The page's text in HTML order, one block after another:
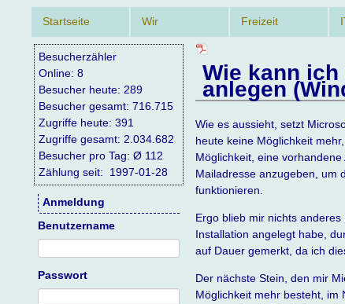
Navigation
überspringen
Startseite Wir Freizeit
Wie kann
anlegen
Wie es aussieht, setzt
heute keine Möglichkeit
Möglichkeit, eine
Mailadresse anzugeben, um
funktionieren.
Ergo blieb mir nichts
Installation angelegt habe,
auf Dauer gemerkt, da ich
Der nächste Stein, den mir
Möglichkeit mehr besteht, im
Besucherzähler
Online: 8
Besucher heute: 289
Besucher gesamt: 716.715
Zugriffe heute: 391
Zugriffe gesamt: 2.034.682
Besucher pro Tag: Ø 112
Zählung seit: 1997-01-28
Anmeldung
Benutzername
Passwort